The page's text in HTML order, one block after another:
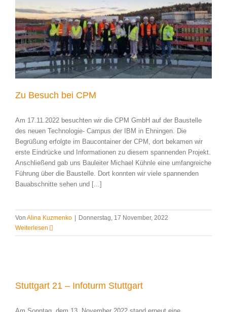
Zu Besuch bei CPM
Am 17.11.2022 besuchten wir die CPM GmbH auf der Baustelle
des neuen Technologie- Campus der IBM in Ehningen. Die
Begrüßung erfolgte im Baucontainer der CPM, dort bekamen wir
erste Eindrücke und Informationen zu diesem spannenden Projekt.
Anschließend gab uns Bauleiter Michael Kühnle eine umfangreiche
Führung über die Baustelle. Dort konnten wir viele spannenden
Bauabschnitte sehen und [...]
Von Alina Kuzmenko | Donnerstag, 17 November, 2022
Weiterlesen
Stuttgart 21 – Infoturm Stuttgart